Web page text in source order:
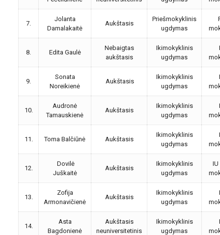
7.
Jolanta
Damalakaitė
Aukštasis
Priešmokyklinis
ugdymas
8. Edita Gaulė
Nebaigtas
aukštasis
Ikimokyklinis
ugdymas
9.
Sonata
Noreikienė
Aukštasis
Ikimokyklinis
ugdymas
10.
Audronė
Tamauskienė
Aukštasis
Ikimokyklinis
ugdymas
11. Toma Balčiūnė Aukštasis
Ikimokyklinis
ugdymas
12.
Dovilė
Juškaitė
Aukštasis
Ikimokyklinis
ugdymas
IU
13.
Zofija
Armonavičienė
Aukštasis
Ikimokyklinis
ugdymas
14.
Asta
Bagdonienė
Aukštasis
neuniversitetinis
Ikimokyklinis
ugdymas